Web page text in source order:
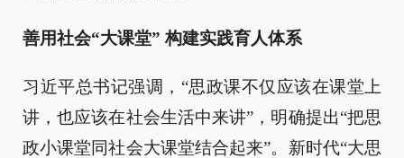
善用社会“大课堂” 构建实践育人体系
习近平总书记强调，“思政课不仅应该在课堂上
讲，也应该在社会生活中来讲”，明确提出“把思
政小课堂同社会大课堂结合起来”。新时代“大思